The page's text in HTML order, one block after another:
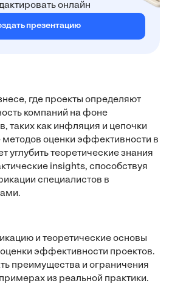
онлайн
презентацию
где проекты определяют
компаний на фоне
таких как инфляция и цепочки
методов оценки эффективности в
углубить теоретические знания
insights, способствуя
специалистов в
и теоретические основы
эффективности проектов.
преимущества и ограничения
из реальной практики.